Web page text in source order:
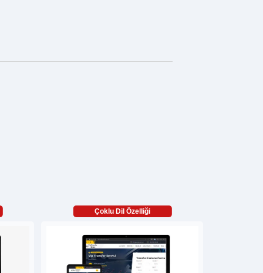
Çoklu Dil Özelliği